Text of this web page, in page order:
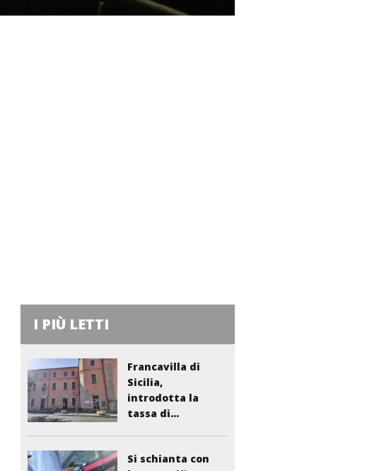
I PIÙ LETTI
Francavilla di
Sicilia,
introdotta la
tassa di...
Si schianta con